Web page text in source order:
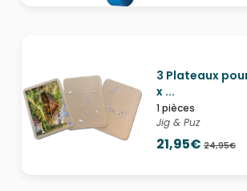
3 Plateaux
x ...
1 pièces
Jig & Puz
21,95€ 24,95€